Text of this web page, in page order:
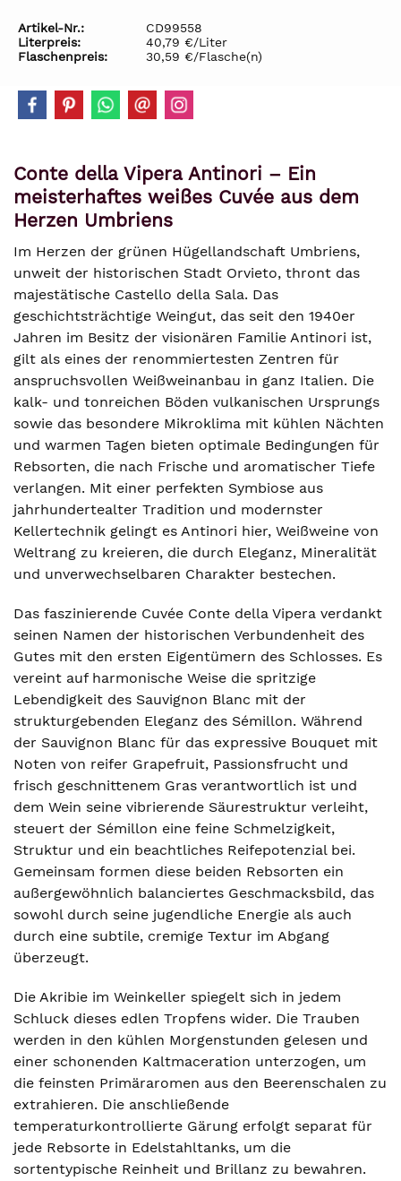
Artikel-Nr.:
CD99558
Literpreis:
40,79 €/Liter
Flaschenpreis:
30,59 €/Flasche(n)
Conte della Vipera Antinori – Ein
meisterhaftes weißes Cuvée aus dem
Herzen Umbriens
Im Herzen der grünen Hügellandschaft Umbriens,
unweit der historischen Stadt Orvieto, thront das
majestätische Castello della Sala. Das
geschichtsträchtige Weingut, das seit den 1940er
Jahren im Besitz der visionären Familie Antinori ist,
gilt als eines der renommiertesten Zentren für
anspruchsvollen Weißweinanbau in ganz Italien. Die
kalk- und tonreichen Böden vulkanischen Ursprungs
sowie das besondere Mikroklima mit kühlen Nächten
und warmen Tagen bieten optimale Bedingungen für
Rebsorten, die nach Frische und aromatischer Tiefe
verlangen. Mit einer perfekten Symbiose aus
jahrhundertealter Tradition und modernster
Kellertechnik gelingt es Antinori hier, Weißweine von
Weltrang zu kreieren, die durch Eleganz, Mineralität
und unverwechselbaren Charakter bestechen.
Das faszinierende Cuvée Conte della Vipera verdankt
seinen Namen der historischen Verbundenheit des
Gutes mit den ersten Eigentümern des Schlosses. Es
vereint auf harmonische Weise die spritzige
Lebendigkeit des Sauvignon Blanc mit der
strukturgebenden Eleganz des Sémillon. Während
der Sauvignon Blanc für das expressive Bouquet mit
Noten von reifer Grapefruit, Passionsfrucht und
frisch geschnittenem Gras verantwortlich ist und
dem Wein seine vibrierende Säurestruktur verleiht,
steuert der Sémillon eine feine Schmelzigkeit,
Struktur und ein beachtliches Reifepotenzial bei.
Gemeinsam formen diese beiden Rebsorten ein
außergewöhnlich balanciertes Geschmacksbild, das
sowohl durch seine jugendliche Energie als auch
durch eine subtile, cremige Textur im Abgang
überzeugt.
Die Akribie im Weinkeller spiegelt sich in jedem
Schluck dieses edlen Tropfens wider. Die Trauben
werden in den kühlen Morgenstunden gelesen und
einer schonenden Kaltmaceration unterzogen, um
die feinsten Primäraromen aus den Beerenschalen zu
extrahieren. Die anschließende
temperaturkontrollierte Gärung erfolgt separat für
jede Rebsorte in Edelstahltanks, um die
sortentypische Reinheit und Brillanz zu bewahren.